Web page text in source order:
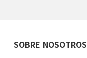
SOBRE NOSOTROS